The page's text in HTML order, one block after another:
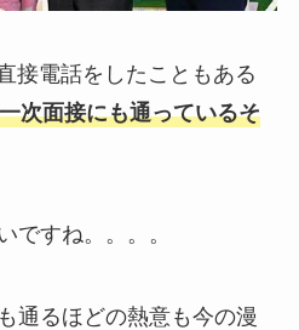
接電話をしたこともある
次面接にも通っているそ
ですね。。。。
通るほどの熱意も今の漫